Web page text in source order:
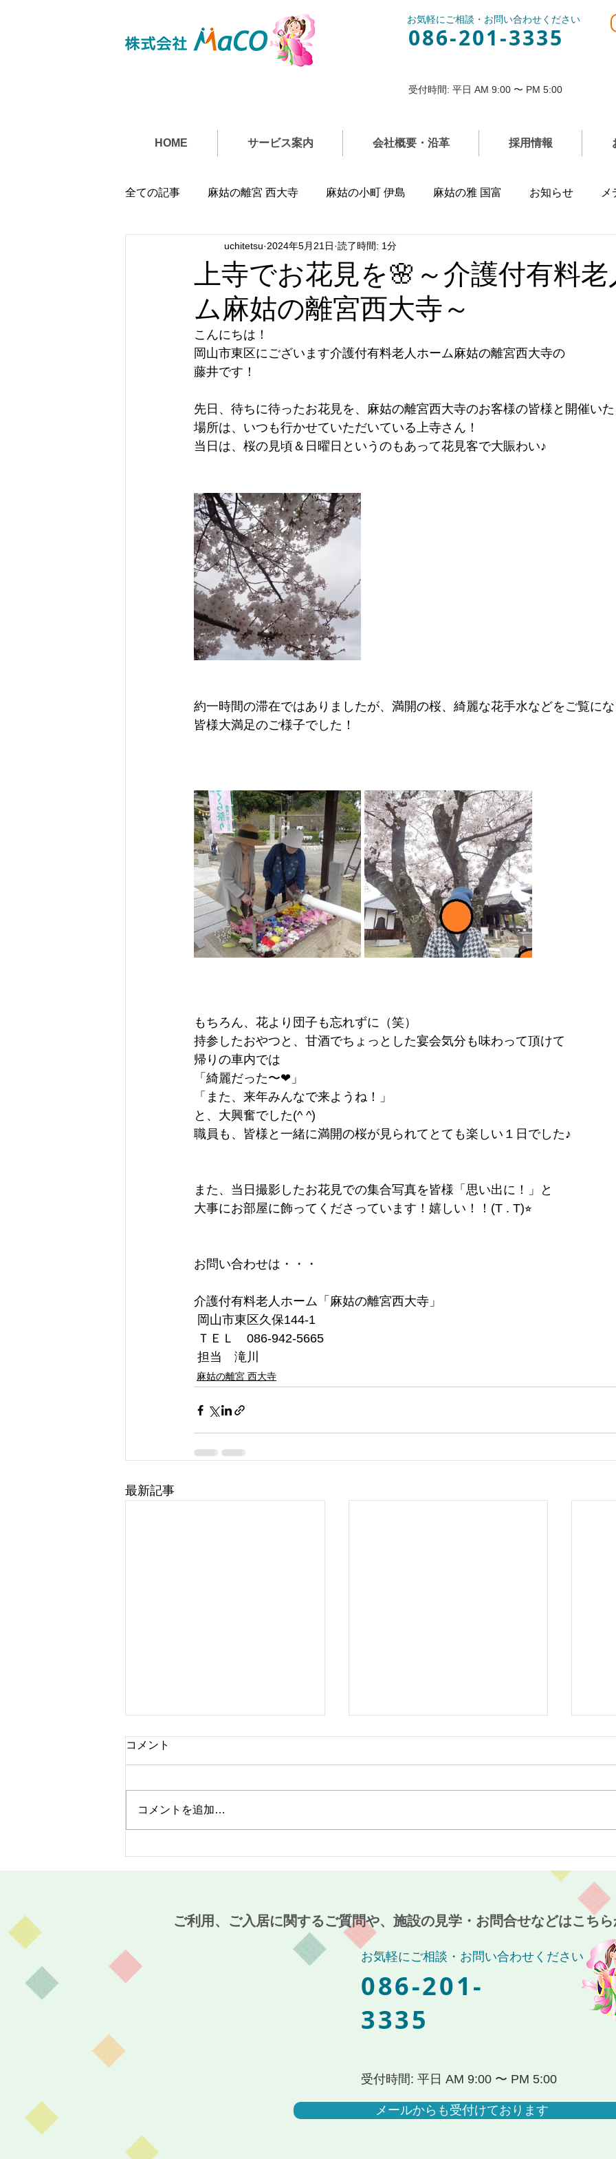
086-201-3335
お気軽にご相談・お問い合わせください
受付時間: 平日 AM 9:00 〜 PM 5:00
HOME サービス案内 会社概要・沿革 採用情報
全ての記事 麻姑の離宮 西大寺 麻姑の小町 伊島 麻姑の雅 国富 お知らせ
上寺でお花見を🌸～介護付有料
ム麻姑の離宮西大寺～
uchitetsu 2024年5月21日 読了時間: 1分
こんにちは！
岡山市東区にございます介護付有料老人ホーム麻姑の離宮西大寺の
藤井です！
先日、待ちに待ったお花見を、麻姑の離宮西大寺のお客様の皆様と開催い
場所は、いつも行かせていただいている上寺さん！
当日は、桜の見頃＆日曜日というのもあって花見客で大賑わい♪
約一時間の滞在ではありましたが、満開の桜、綺麗な花手水などをご覧に
皆様大満足のご様子でした！
もちろん、花より団子も忘れずに（笑）
持参したおやつと、甘酒でちょっとした宴会気分も味わって頂けて
帰りの車内では
「綺麗だった〜❤」
「また、来年みんなで来ようね！」
と、大興奮でした(^ ^)
職員も、皆様と一緒に満開の桜が見られてとても楽しい１日でした♪
また、当日撮影したお花見での集合写真を皆様「思い出に！」と
大事にお部屋に飾ってくださっています！嬉しい！！(T . T)⭐︎
お問い合わせは・・・
介護付有料老人ホーム「麻姑の離宮西大寺」
岡山市東区久保144-1
ＴＥＬ　086-942-5665
担当　滝川
麻姑の離宮 西大寺
最新記事
～
の
コメント
コメントを追加…
ご利用、ご入居に関するご質問や、施設の見学・お問合せなどはこち
お気軽にご相談・お問い合わせください
086-201-
3335
受付時間: 平日 AM 9:00 〜 PM 5:00
メールからも受付けております